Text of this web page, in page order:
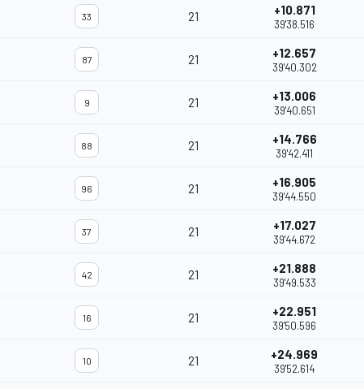
33 21 +10.871
39'38.516
87 21 +12.657
39'40.302
9 21 +13.006
39'40.651
88 21 +14.766
39'42.411
96 21 +16.905
39'44.550
37 21 +17.027
39'44.672
42 21 +21.888
39'49.533
16 21 +22.951
39'50.596
10 21 +24.969
39'52.614